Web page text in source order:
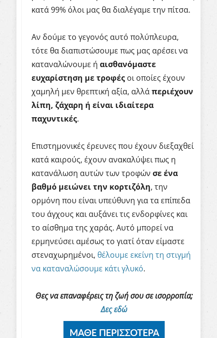
κατά 99% όλοι μας θα διαλέγαμε την πίτσα.
Αν δούμε το γεγονός αυτό πολύπλευρα,
τότε θα διαπιστώσουμε πως μας αρέσει να
καταναλώνουμε ή αισθανόμαστε
ευχαρίστηση με τροφές οι οποίες έχουν
χαμηλή μεν θρεπτική αξία, αλλάπεριέχουν
λίπη, ζάχαρη ή είναι ιδιαίτερα
παχυντικές.
Επιστημονικές έρευνες που έχουν διεξαχθεί
κατά καιρούς, έχουν ανακαλύψει πως η
κατανάλωση αυτών των τροφών σε ένα
βαθμό μειώνει την κορτιζόλη, την
ορμόνη που είναι υπεύθυνη για τα επίπεδα
του άγχους και αυξάνει τις ενδορφίνες και
το αίσθημα της χαράς. Αυτό μπορεί να
ερμηνεύσει αμέσως το γιατί όταν είμαστε
στεναχωρημένοι, θέλουμε εκείνη τη στιγμή
να καταναλώσουμε κάτι γλυκό.
Θες να επαναφέρεις τη ζωή σου σε ισορροπία;
Δες εδώ